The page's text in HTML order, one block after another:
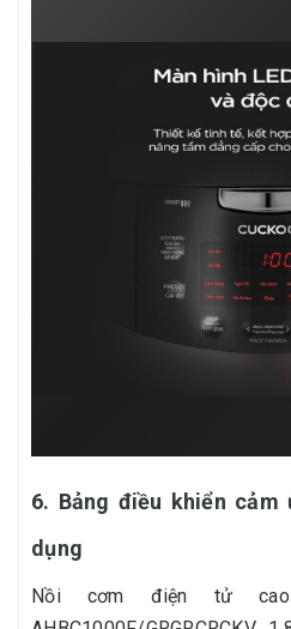
6. Bảng điều khiển
dụng
Nồi cơm điện tử cao